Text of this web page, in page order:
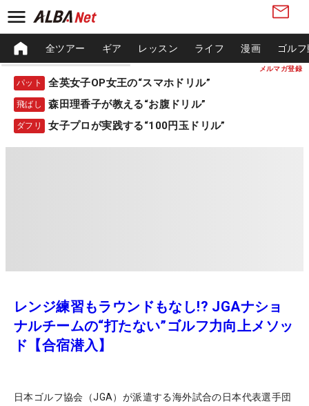
メルマガ登録
全ツアー ギア レッスン ライフ 漫画 ゴル
パット 全英女子OP女王の“スマホドリル”
飛ばし 森田理香子が教える“お腹ドリル”
ダフリ 女子プロが実践する“100円玉ドリル”
レンジ練習もラウンドもなし!? JGAナショ
ナルチームの“打たない”ゴルフ力向上メソッ
ド【合宿潜入】
日本ゴルフ協会（JGA）が派遣する海外試合の日本代表選手団